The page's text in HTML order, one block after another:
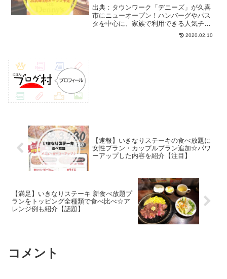
く】
出典：タウンワーク「デニーズ」が久喜
市にニューオープン！ハンバーグやパス
タを中心に、家族で利用できる人気チェ
ーン店ですね。この記事では、「デニー
ズ久喜店」の場所や、3月の開店に向けて
2020.02.10
【速報】いきなりステーキの食べ放題に
女性プラン・カップルプラン追加☆パワ
ーアップした内容を紹介【注目】
【満足】いきなりステーキ 新食べ放題プ
ランをトッピング全種類で食べ比べ☆ア
レンジ例も紹介【話題】
コメント